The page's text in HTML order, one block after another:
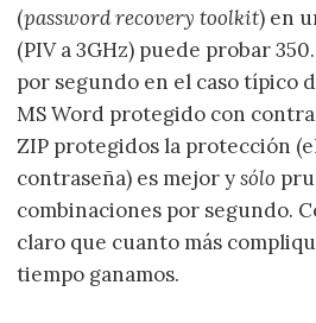
(password recovery toolkit) en
(PIV a 3GHz) puede probar
por segundo en el caso típico
MS Word protegido con
ZIP protegidos la protección
contraseña) es mejor ysólo
combinaciones por segundo.
claro que cuanto más
tiempo ganamos.